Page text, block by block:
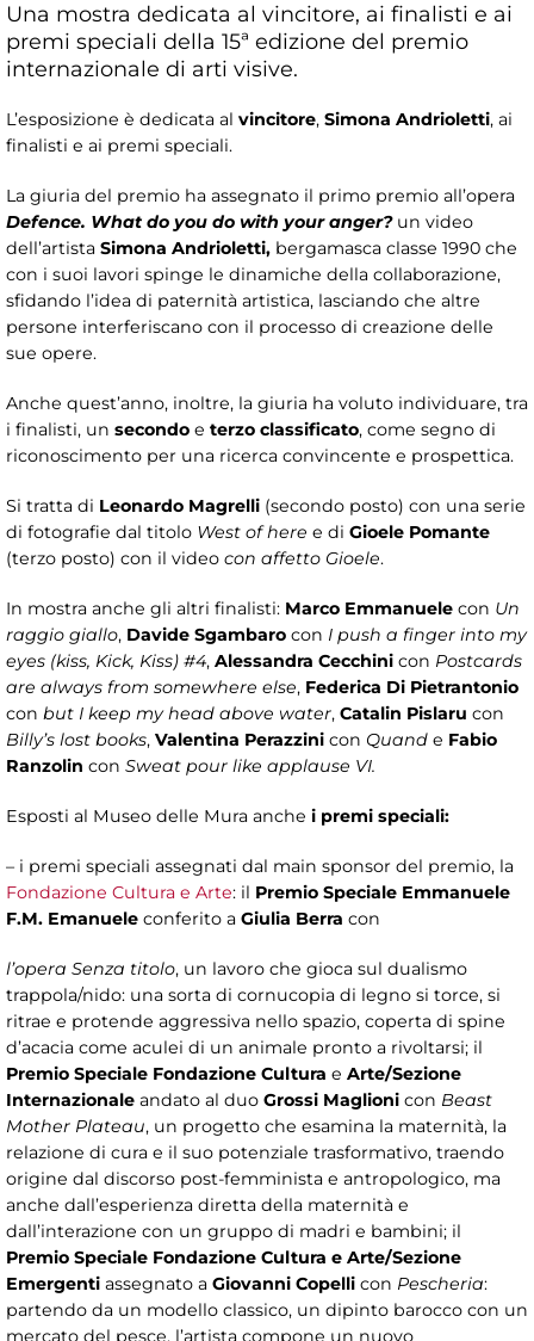
Una mostra dedicata al vincitore, ai finalisti e ai
premi speciali della 15ª edizione del premio
internazionale di arti visive.
L’esposizione è dedicata al vincitore, Simona Andrioletti, ai
finalisti e ai premi speciali.
La giuria del premio ha assegnato il primo premio all’opera
Defence. What do you do with your anger? un video
dell’artista Simona Andrioletti, bergamasca classe 1990 che
con i suoi lavori spinge le dinamiche della collaborazione,
sfidando l’idea di paternità artistica, lasciando che altre
persone interferiscano con il processo di creazione delle
sue opere.
Anche quest’anno, inoltre, la giuria ha voluto individuare, tra
i finalisti, un secondo e terzo classificato, come segno di
riconoscimento per una ricerca convincente e prospettica.
Si tratta di Leonardo Magrelli (secondo posto) con una serie
di fotografie dal titolo West of here e di Gioele Pomante
(terzo posto) con il video con affetto Gioele.
In mostra anche gli altri finalisti: Marco Emmanuele con Un
raggio giallo, Davide Sgambaro con I push a finger into my
eyes (kiss, Kick, Kiss) #4, Alessandra Cecchini con Postcards
are always from somewhere else, Federica Di Pietrantonio
con but I keep my head above water, Catalin Pislaru con
Billy’s lost books, Valentina Perazzini con Quand e Fabio
Ranzolin con Sweat pour like applause VI.
Esposti al Museo delle Mura anche i premi speciali:
– i premi speciali assegnati dal main sponsor del premio, la
Fondazione Cultura e Arte: il Premio Speciale Emmanuele
F.M. Emanuele conferito a Giulia Berra con
l’opera Senza titolo, un lavoro che gioca sul dualismo
trappola/nido: una sorta di cornucopia di legno si torce, si
ritrae e protende aggressiva nello spazio, coperta di spine
d’acacia come aculei di un animale pronto a rivoltarsi; il
Premio Speciale Fondazione Cultura e Arte/Sezione
Internazionale andato al duo Grossi Maglioni con Beast
Mother Plateau, un progetto che esamina la maternità, la
relazione di cura e il suo potenziale trasformativo, traendo
origine dal discorso post-femminista e antropologico, ma
anche dall’esperienza diretta della maternità e
dall’interazione con un gruppo di madri e bambini; il
Premio Speciale Fondazione Cultura e Arte/Sezione
Emergenti assegnato a Giovanni Copelli con Pescheria:
partendo da un modello classico, un dipinto barocco con un